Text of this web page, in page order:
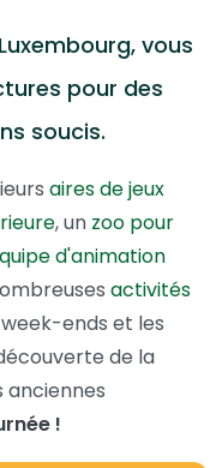
vous
pour des
soucis.
aires de jeux
, un zoo pour
d'animation
activités
ends et les
de la
anciennes
!